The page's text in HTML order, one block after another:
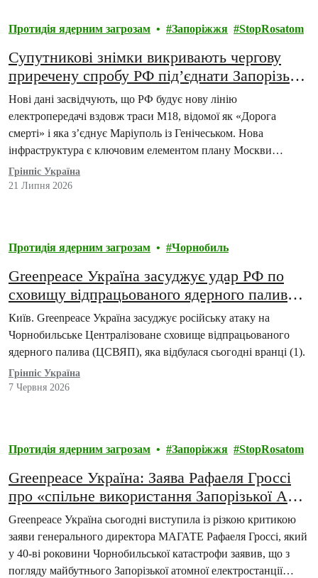
Протидія ядерним загрозам Запоріжжя StopRosatom
Супутникові знімки викривають чергову
приречену спробу РФ під’єднати Запорізьку
АЕС до тимчасово окупованих територій та
російської енергосистеми
Нові дані засвідчують, що РФ будує нову лінію
електропередачі вздовж траси М18, відомої як «Дорога
смерті» і яка з’єднує Маріуполь із Генічеськом. Нова
інфраструктура є ключовим елементом плану Москви
щодо…
Грінпіс Україна
21 Липня 2026
Протидія ядерним загрозам Чорнобиль
Greenpeace Україна засуджує удар РФ по
сховищу відпрацьованого ядерного палива
ЧАЕС
Київ. Greenpeace Україна засуджує російську атаку на
Чорнобильське Централізоване сховище відпрацьованого
ядерного палива (ЦСВЯП), яка відбулася сьогодні вранці (1).
Грінпіс Україна
7 Червня 2026
Протидія ядерним загрозам Запоріжжя StopRosatom
Greenpeace Україна: Заява Рафаеля Гроссі
про «спільне використання Запорізької АЕС
росією та Україною» небезпечна та
незаконна
Greenpeace Україна сьогодні виступила із різкою критикою
заяви генерального директора МАГАТЕ Рафаеля Гроссі, який
у 40-ві роковини Чорнобильської катастрофи заявив, що з
погляду майбутнього Запорізької атомної електростанції